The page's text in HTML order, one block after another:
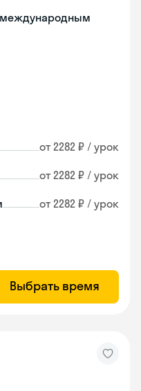
международным
от 2282 ₽ / урок
от 2282 ₽ / урок
от 2282 ₽ / урок
Выбрать время